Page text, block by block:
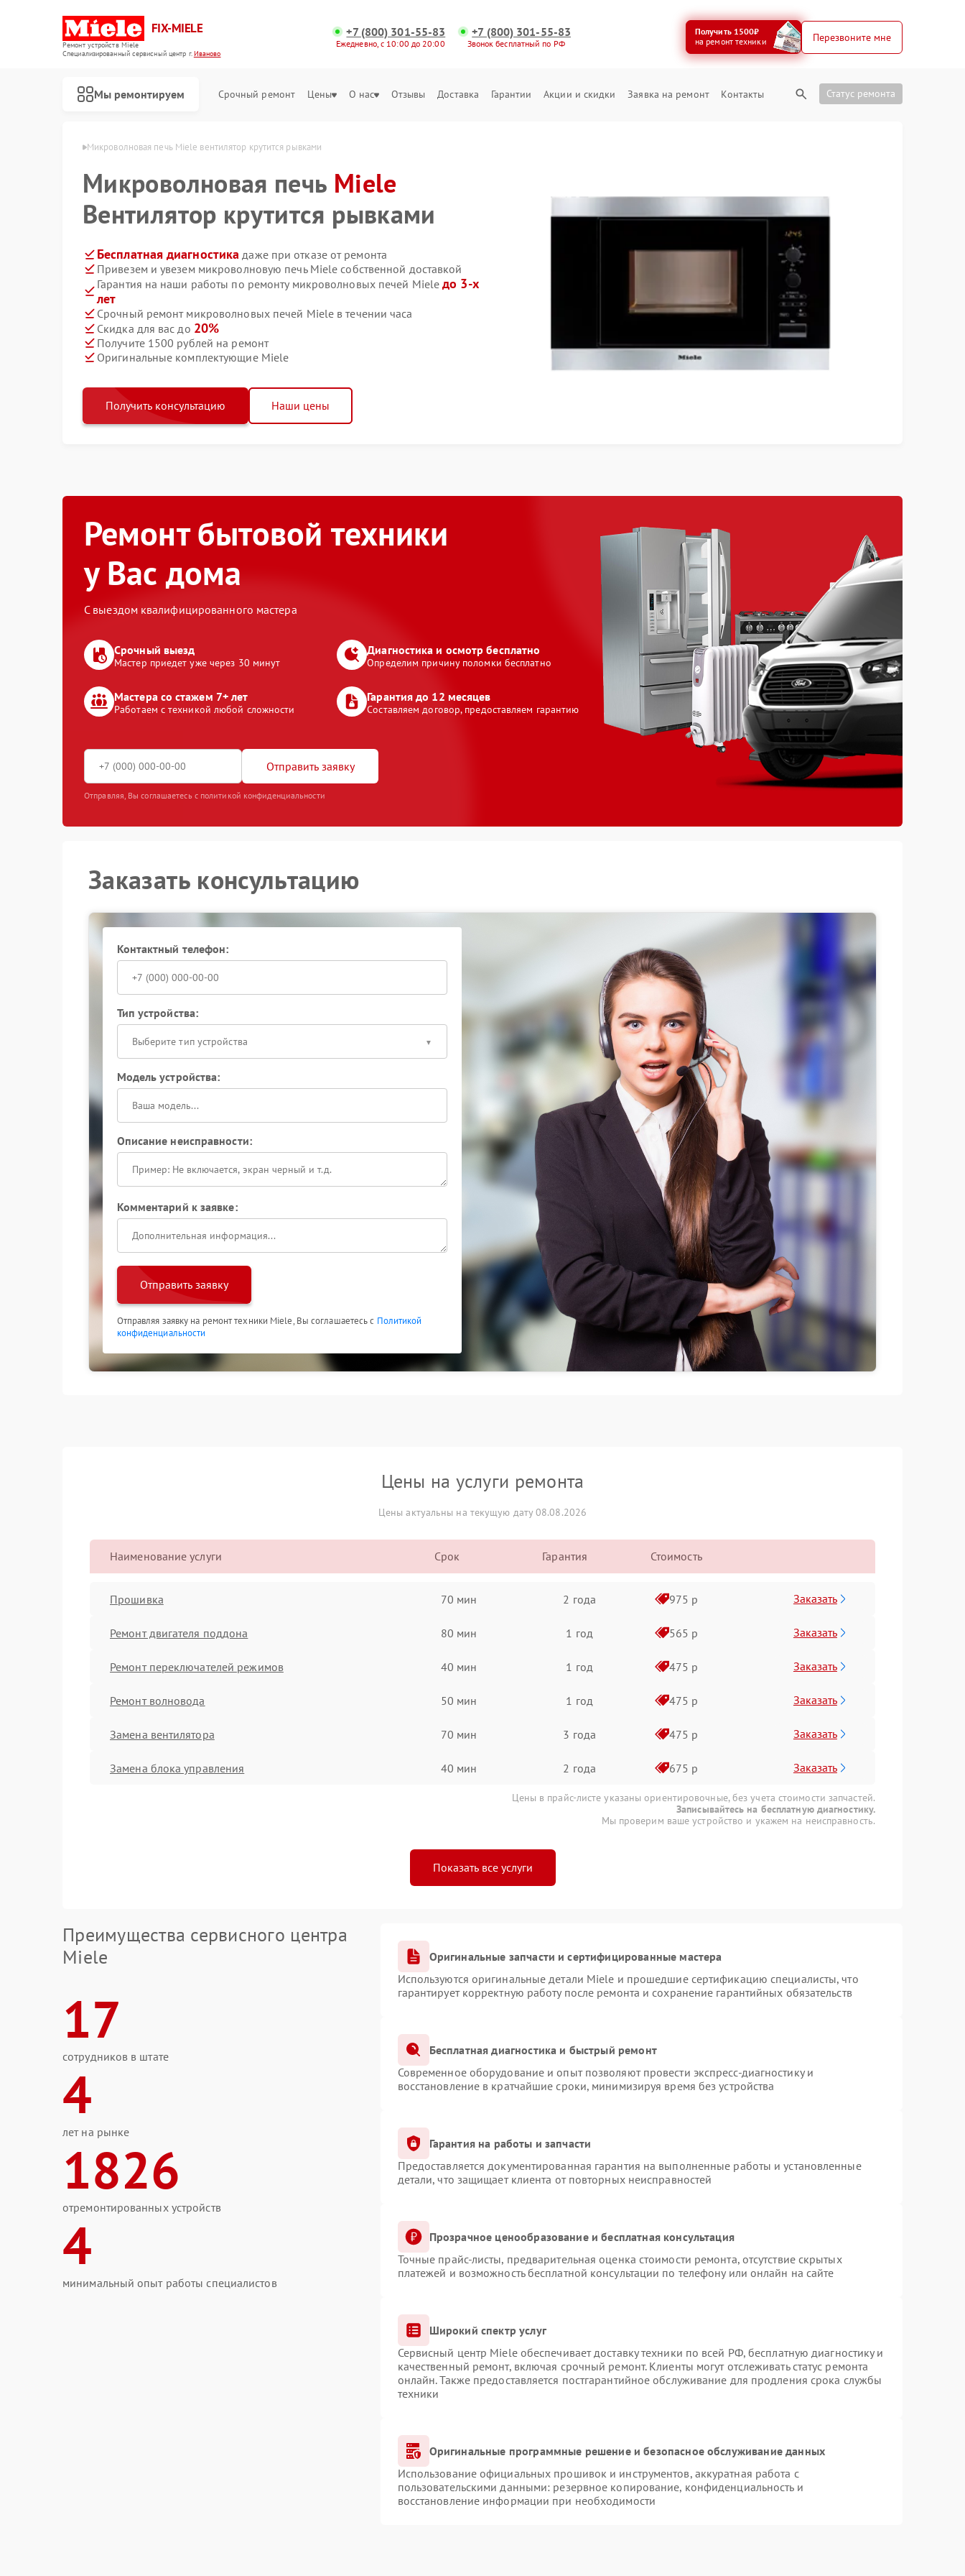
FIX-MIELE
Ремонт устройств Miele
Специализированный cервисный центр г.Иваново
+7 (800) 301-55-83
Ежедневно, с 10:00 до 20:00
+7 (800) 301-55-83
Звонок бесплатный по РФ
Получить 1500₽
на ремонт техники
Перезвоните мне
Мы ремонтируем Срочный ремонт Цены О нас Отзывы Доставка Гарантии Акции и скидки Заявка на ремонт Контакты Статус ремонта
Микроволновая печь Miele вентилятор крутится рывками
Микроволновая печь Miele
Вентилятор крутится рывками
Бесплатная диагностика даже при отказе от ремонта
Привезем и увезем микроволновую печь Miele собственной доставкой
Гарантия на наши работы по ремонту микроволновых печей Mieleдо 3-х
лет
Срочный ремонт микроволновых печей Miele в течении часа
Скидка для вас до 20%
Получите 1500 рублей на ремонт
Оригинальные комплектующие Miele
Получить консультацию Наши цены
Ремонт бытовой техники
у Вас дома
С выездом квалифицированного мастера
Срочный выезд
Мастер приедет уже через 30 минут
Диагностика и осмотр бесплатно
Определим причину поломки бесплатно
Мастера со стажем 7+ лет
Работаем с техникой любой сложности
Гарантия до 12 месяцев
Составляем договор, предоставляем гарантию
Отправить заявку
Отправляя, Вы соглашаетесь с политикой конфиденциальности
Заказать консультацию
Контактный телефон:
Тип устройства:
Выберите тип устройства
Модель устройства:
Описание неисправности:
Комментарий к заявке:
Отправить заявку
Отправляя заявку на ремонт техники Miele, Вы соглашаетесь с Политикой
конфиденциальности
Цены на услуги ремонта
Цены актуальны на текущую дату 08.08.2026
Наименование услуги Срок Гарантия Стоимость
Прошивка 70 мин 2 года 975 р Заказать
Ремонт двигателя поддона 80 мин 1 год 565 р Заказать
Ремонт переключателей режимов 40 мин 1 год 475 р Заказать
Ремонт волновода 50 мин 1 год 475 р Заказать
Замена вентилятора 70 мин 3 года 475 р Заказать
Замена блока управления 40 мин 2 года 675 р Заказать
Цены в прайс-листе указаны ориентировочные, без учета стоимости запчастей.
Записывайтесь на бесплатную диагностику.
Мы проверим ваше устройство и укажем на неисправность.
Показать все услуги
Преимущества сервисного центра
Miele
17
сотрудников в штате
4
лет на рынке
1826
отремонтированных устройств
4
минимальный опыт работы специалистов
Оригинальные запчасти и сертифицированные мастера
Используются оригинальные детали Miele и прошедшие сертификацию специалисты, что
гарантирует корректную работу после ремонта и сохранение гарантийных обязательств
Бесплатная диагностика и быстрый ремонт
Современное оборудование и опыт позволяют провести экспресс-диагностику и
восстановление в кратчайшие сроки, минимизируя время без устройства
Гарантия на работы и запчасти
Предоставляется документированная гарантия на выполненные работы и установленные
детали, что защищает клиента от повторных неисправностей
Прозрачное ценообразование и бесплатная консультация
Точные прайс-листы, предварительная оценка стоимости ремонта, отсутствие скрытых
платежей и возможность бесплатной консультации по телефону или онлайн на сайте
Широкий спектр услуг
Сервисный центр Miele обеспечивает доставку техники по всей РФ, бесплатную диагностику и
качественный ремонт, включая срочный ремонт. Клиенты могут отслеживать статус ремонта
онлайн. Также предоставляется постгарантийное обслуживание для продления срока службы
техники
Оригинальные программные решение и безопасное обслуживание данных
Использование официальных прошивок и инструментов, аккуратная работа с
пользовательскими данными: резервное копирование, конфиденциальность и
восстановление информации при необходимости